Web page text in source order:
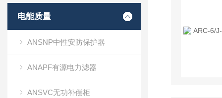
电能质量
ANSNP中性安防保护器
ANAPF有源电力滤器
ANSVC无功补偿柜